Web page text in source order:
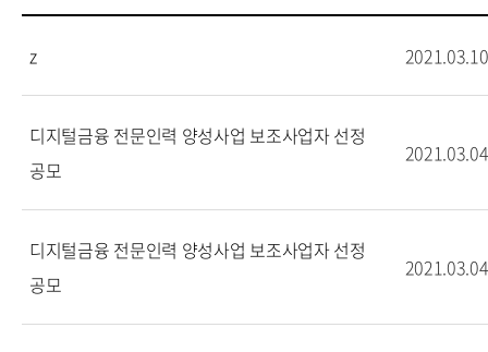
z 2021.03.10
디지털금융 전문인력 양성사업 보조사업자 선정
공모
2021.03.04
디지털금융 전문인력 양성사업 보조사업자 선정
공모
2021.03.04